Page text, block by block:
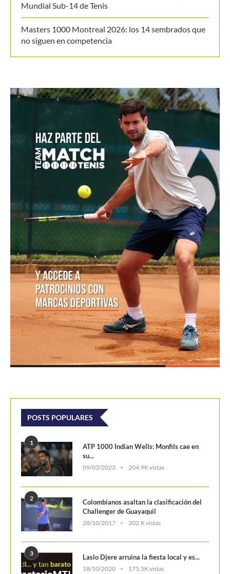
Masters 1000 Montreal 2026: los 14 sembrados que
no siguen en competencia
su...
09/03/2023
2
Challenger de Guayaquil
28/10/2017 202,K vistas
3
18/10/2020 175,5K vistas